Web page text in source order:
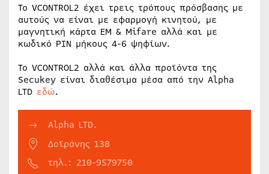
Το VCONTROL2 έχει τρεις τρόπους πρόσβασης με
αυτούς να είναι με εφαρμογή κινητού, με
μαγνητική κάρτα EM & Mifare αλλά και με
κωδικό PIN μήκους 4-6 ψηφίων.
Το VCONTROL2 αλλά και άλλα προϊόντα της
Secukey είναι διαθέσιμα μέσα από την Alpha
LTD εδώ.
Alpha LTD.
Δοϊράνης 138
τηλ.: 210-9579750